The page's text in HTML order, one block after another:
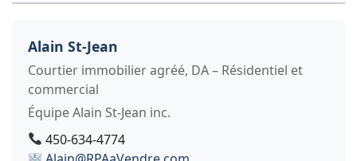
Alain St-Jean
Courtier immobilier agréé, DA – Résidentiel et
commercial
Équipe Alain St-Jean inc.
450-634-4774